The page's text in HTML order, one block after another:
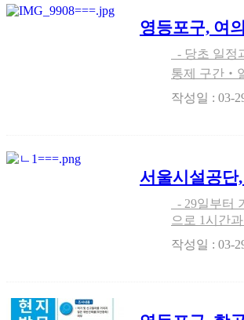
영등포구, 여
만끽해
통제 구간‧
획과 동일
(여의서로)
작성일 : 03-
서울시설공
으로 1시간과 2
(이사장 직
작성일 : 03-